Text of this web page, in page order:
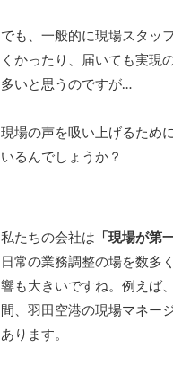
でも、一般的に現場スタッ
くかったり、届いても実現
多いと思うのですが…
現場の声を吸い上げるため
いるんでしょうか？
私たちの会社は 「現場が第一
日常の業務調整の場を数多
響も大きいですね。例えば
間、羽田空港の現場マネー
あります。